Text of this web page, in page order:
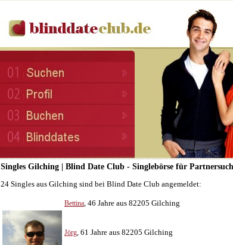
Singles Gilching | Blind Date Club - Singlebörse für
24 Singles aus Gilching sind bei Blind Date Club angemeldet:
Bettina, 46 Jahre aus 82205 Gilching
Jörg, 61 Jahre aus 82205 Gilching